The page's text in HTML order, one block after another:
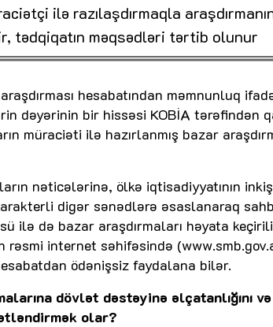
ilə razılaşdırmaqla
tədqiqatın məqsədləri tərtib olunur
hesabatından məmnunluq
dəyərinin bir hissəsi KOBİA tərəfindən
müraciəti ilə hazırlanmış bazar
nəticələrinə, ölkə iqtisadiyyatının
digər sənədlərə əsaslanaraq
ilə də bazar araşdırmaları həyata
rəsmi internet səhifəsində
ödənişsiz faydalana bilər.
dövlət dəstəyinə əlçatanlığını
olar?